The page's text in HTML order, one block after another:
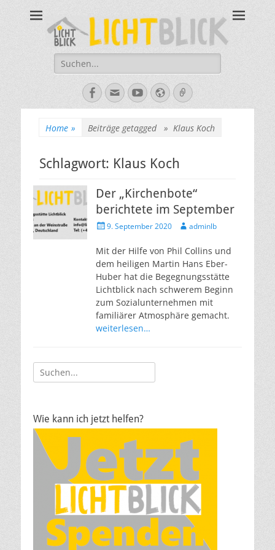
Lichtblick
67434 Neustadt an der Weinstraße – Amalienstraße 3 – Tel:
06321-355340
Suche
nach:
Facebook
E-
Mail
YouTube
WebsiteVerknüpfung
Home » Beiträge getagged » Klaus Koch
Schlagwort: Klaus Koch
Der „Kirchenbote“
berichtete im September
Veröffentlicht
9. September 2020 Autoradminlb
Mit der Hilfe von Phil Collins und
dem heiligen Martin Hans Eber-
Huber hat die Begegnungsstätte
Lichtblick nach schwerem Beginn
zum Sozialunternehmen mit
familiärer Atmosphäre gemacht.
weiterlesen…
Suche
nach:
Wie kann ich jetzt helfen?